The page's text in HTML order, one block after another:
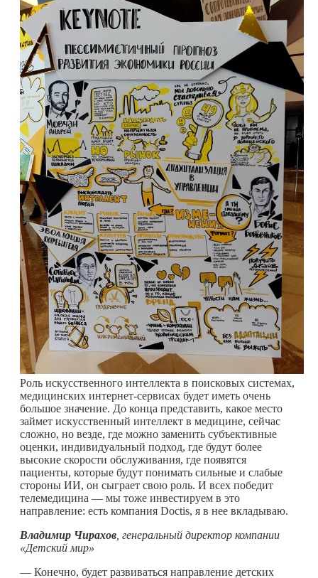
Роль искусственного интеллекта в поисковых системах,
медицинских интернет-сервисах будет иметь очень
большое значение. До конца представить, какое место
займет искусственный интеллект в медицине, сейчас
сложно, но везде, где можно заменить субъективные
оценки, индивидуальный подход, где будут более
высокие скорости обслуживания, где появятся
пациенты, которые будут понимать сильные и слабые
стороны ИИ, он сыграет свою роль. И всех победит
телемедицина — мы тоже инвестируем в это
направление: есть компания Doсtis, я в нее вкладываю.
Владимир Чирахов , генеральный директор компании
«Детский мир»
— Конечно, будет развиваться направление детских